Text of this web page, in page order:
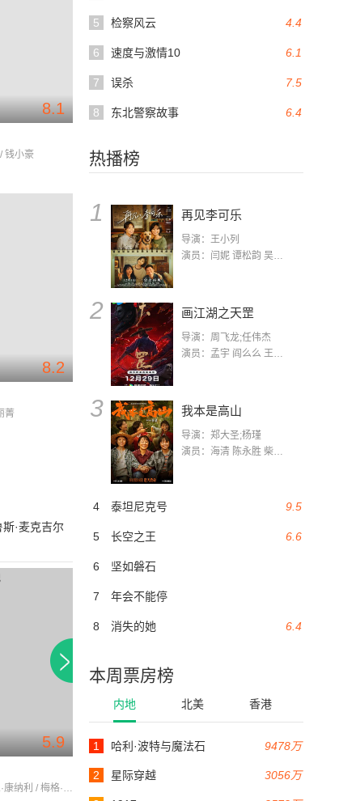
4.4
5 检察风云
6.1
6 速度与激情10
7.5
7 误杀
6.4
8 东北警察故事
热播榜
1 再见李可乐
导演：王小列
演员：闫妮 谭松韵 吴京 蒋龙 赵小棠 冯雷 李虎城 平安 小七 小可乐
2 画江湖之天罡
导演：周飞龙;任伟杰
演员：孟宇 阎么么 王凯 郭政建 阎萌萌 杨默 高枫 齐斯伽 刘芊含 马程
3 我本是高山
导演：郑大圣;杨瑾
演员：海清 陈永胜 柴烨 王玥婷 万国鹏 美朵达瓦 赵瑞婷 罗解艳 郭莉娜 潘家艳
9.5
4 泰坦尼克号
6.6
5 长空之王
6 坚如磐石
7 年会不能停
6.4
8 消失的她
本周票房榜
内地 北美 香港
9478万
1 哈利·波特与魔法石
3056万
2 星际穿越
8.1
钱小豪
8.2
菁
斯·麦克吉尔
5.9
马克·哈蒙 / 肖恩·康纳利 / 梅格·瑞恩
92分钟
铁胆双雄
90分钟
梦幻时光